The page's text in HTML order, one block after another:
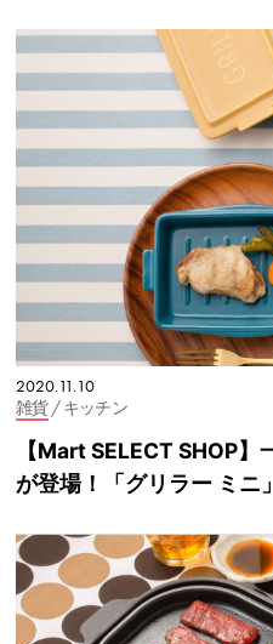
2020.11.10
雑貨/ キッチン
【Mart SELECT SHOP
が登場！「グリラー ミニ